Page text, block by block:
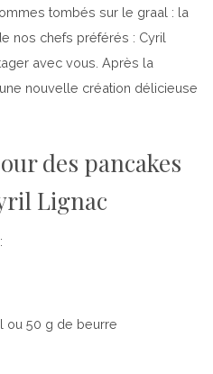
tombés sur le graal : la
nos chefs préférés : Cyril
avec vous. Après la
une nouvelle création délicieuse
des pancakes
Lignac
ou 50 g de beurre